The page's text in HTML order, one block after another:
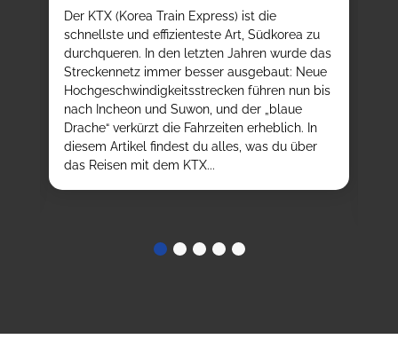
Der KTX (Korea Train Express) ist die
schnellste und effizienteste Art, Südkorea zu
durchqueren. In den letzten Jahren wurde das
Streckennetz immer besser ausgebaut: Neue
Hochgeschwindigkeitsstrecken führen nun bis
nach Incheon und Suwon, und der „blaue
Drache“ verkürzt die Fahrzeiten erheblich. In
diesem Artikel findest du alles, was du über
das Reisen mit dem KTX...